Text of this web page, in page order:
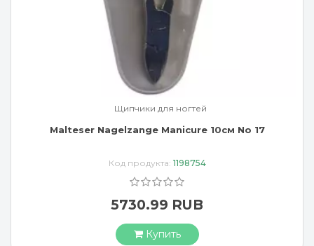
Щипчики для ногтей
Malteser Nagelzange Manicure 10см No 17
Код продукта: 1198754
5730.99 RUB
Купить